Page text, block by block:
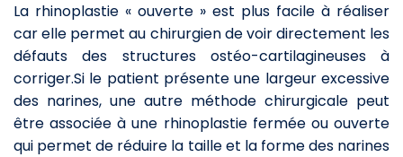
La rhinoplastie « ouverte » est plus facile à réaliser
car elle permet au chirurgien de voir directement les
défauts des structures ostéo-cartilagineuses à
corriger.Si le patient présente une largeur excessive
des narines, une autre méthode chirurgicale peut
être associée à une rhinoplastie fermée ou ouverte
qui permet de réduire la taille et la forme des narines